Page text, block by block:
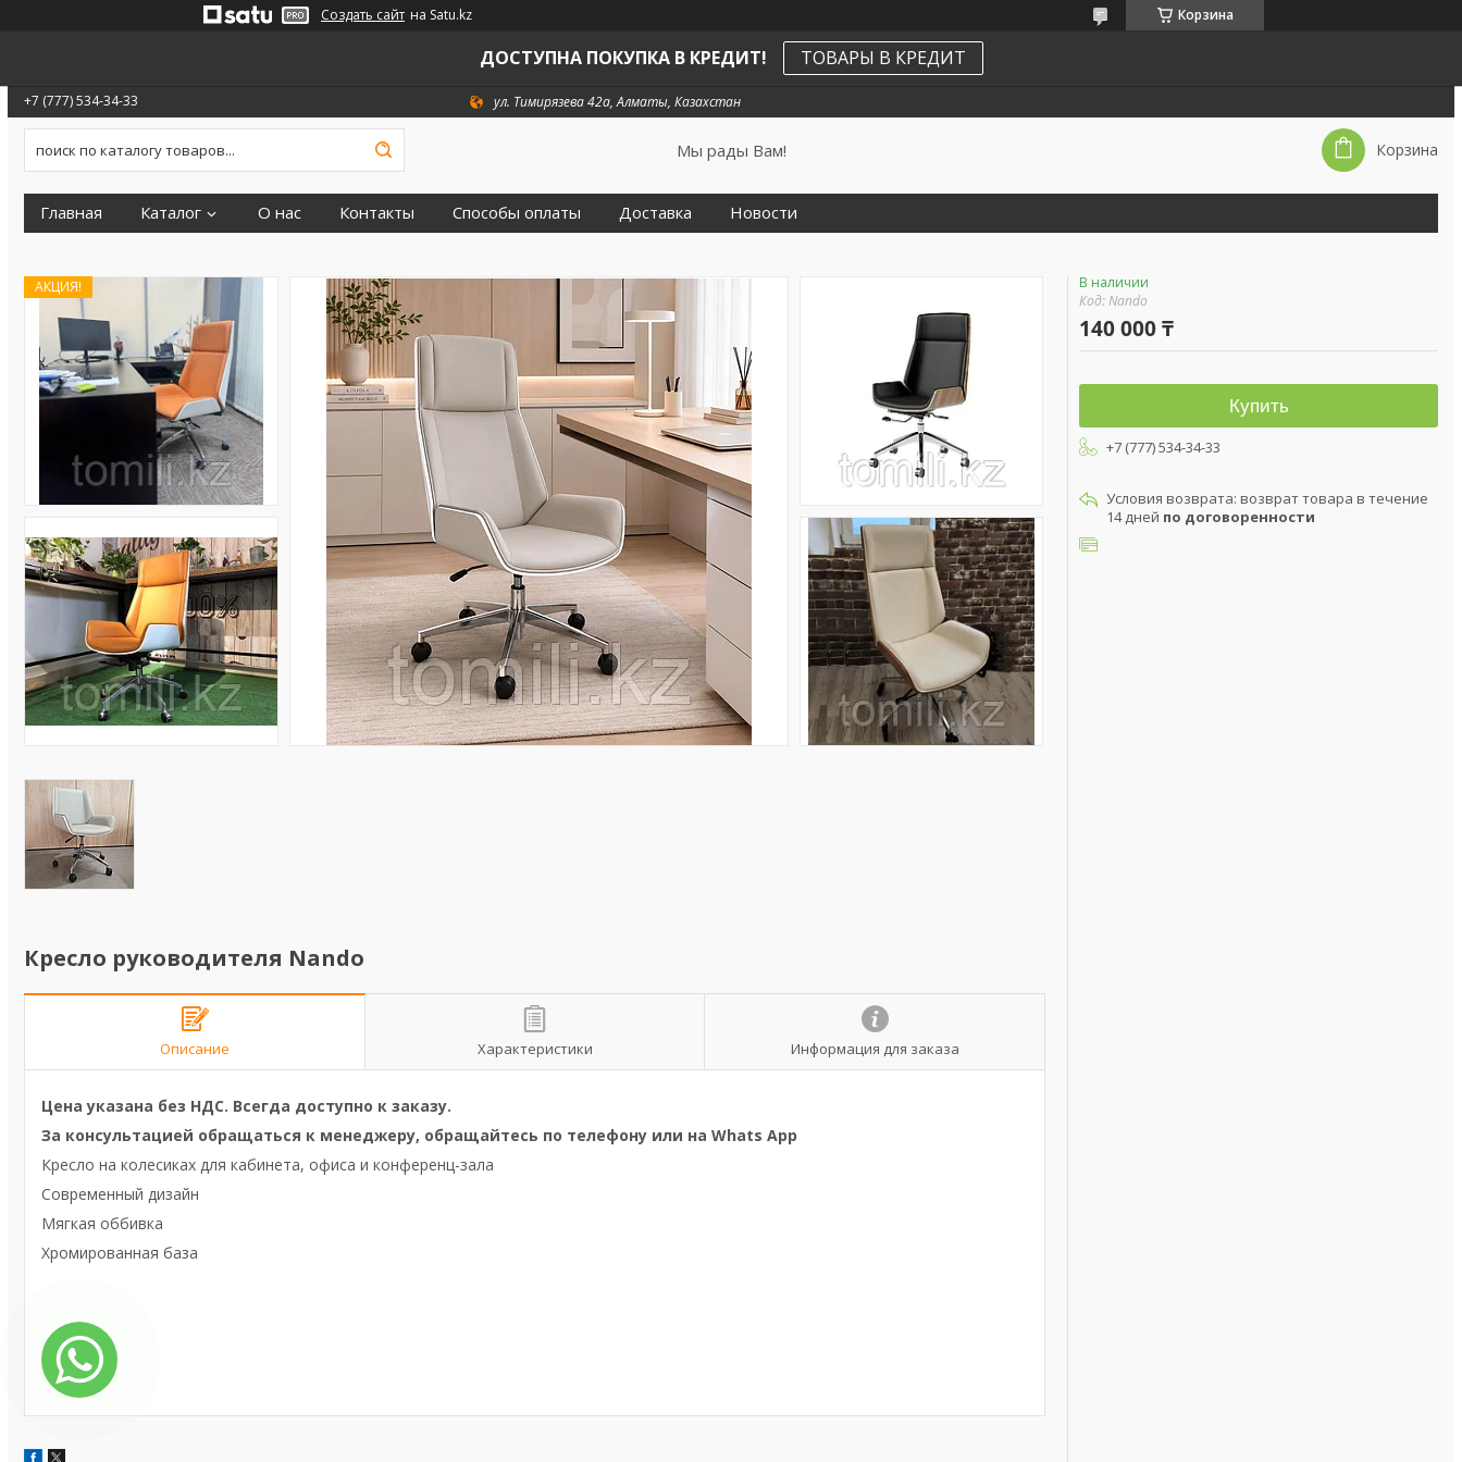
Создать сайт на Satu.kz Корзина
ДОСТУПНА ПОКУПКА В КРЕДИТ! ТОВАРЫ В КРЕДИТ
+7 (777) 534-34-33 ул. Тимирязева 42а, Алматы, Казахстан
Мы рады Вам! Корзина
Главная Каталог О нас Контакты Способы оплаты Доставка Новости
АКЦИЯ!
Кресло руководителя Nando
Описание Характеристики Информация для заказа
Цена указана без НДС. Всегда доступно к заказу.
За консультацией обращаться к менеджеру, обращайтесь по телефону или на Whats App
Кресло на колесиках для кабинета, офиса и конференц-зала
Современный дизайн
Мягкая оббивка
Хромированная база
В наличии
Код:Nando
140 000 ₸
Купить
+7 (777) 534-34-33
возврат товара в течение
14 дней по договоренности